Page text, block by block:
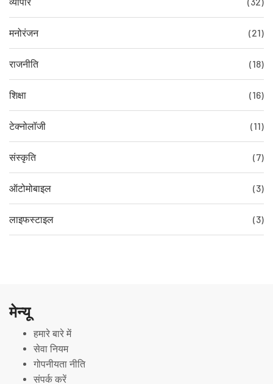
मनोरंजन (21)
राजनीति (18)
शिक्षा (16)
टेक्नोलॉजी (11)
संस्कृति (7)
ऑटोमोबाइल (3)
लाइफस्टाइल (3)
मेन्यू
हमारे बारे में
सेवा नियम
गोपनीयता नीति
संपर्क करें